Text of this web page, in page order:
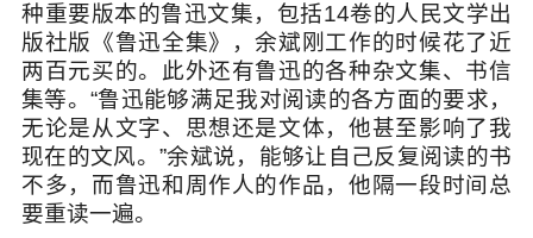
种重要版本的鲁迅文集，包括14卷的人民文学出
版社版《鲁迅全集》，余斌刚工作的时候花了近
两百元买的。此外还有鲁迅的各种杂文集、书信
集等。“鲁迅能够满足我对阅读的各方面的要求，
无论是从文字、思想还是文体，他甚至影响了我
现在的文风。”余斌说，能够让自己反复阅读的书
不多，而鲁迅和周作人的作品，他隔一段时间总
要重读一遍。